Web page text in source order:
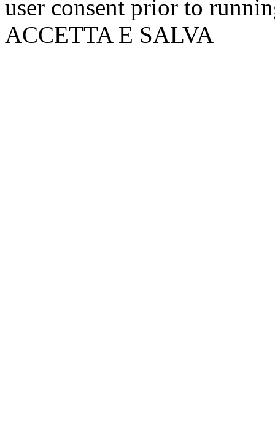
user consent prior to
ACCETTA E SALVA